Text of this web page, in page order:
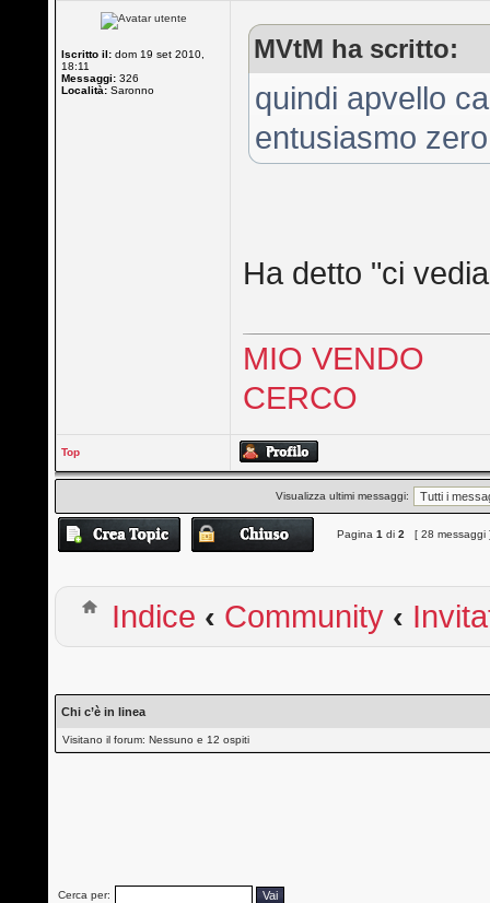
Iscritto il: dom 19 set 2010,
18:11
Messaggi: 326
Località: Saronno
MVtM ha scritto:
quindi apvello
entusiasmo
Ha detto "ci
MIO VENDO
CERCO
Top
Visualizza ultimi messaggi:
Pagina1 di2 [ 28 messaggi
Indice ‹ Community ‹
Chi c’è in linea
Visitano il forum: Nessuno e 12 ospiti
Cerca per: